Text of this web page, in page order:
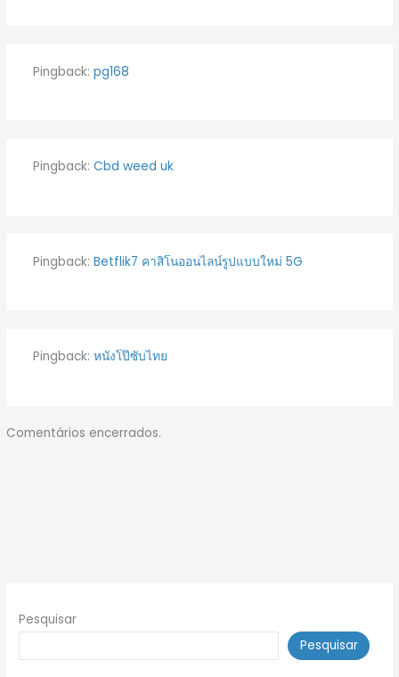
Pingback: pg168
Pingback: Cbd weed uk
Pingback: Betflik7 คาสิโนออนไลน์รูปแบบใหม่ 5G
Pingback: หนังโป๊ซับไทย
Comentários encerrados.
Pesquisar
Pesquisar